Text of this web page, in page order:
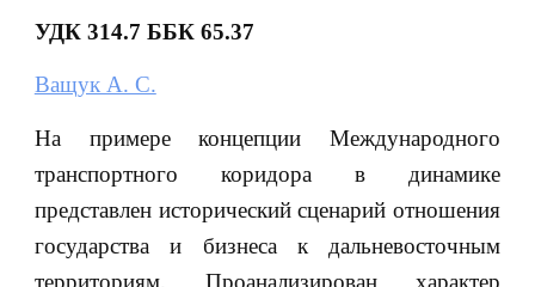
УДК 314.7 ББК 65.37
Ващук А. С.
На примере концепции Международного
транспортного коридора в динамике
представлен исторический сценарий отношения
государства и бизнеса к дальневосточным
территориям. Проанализирован характер